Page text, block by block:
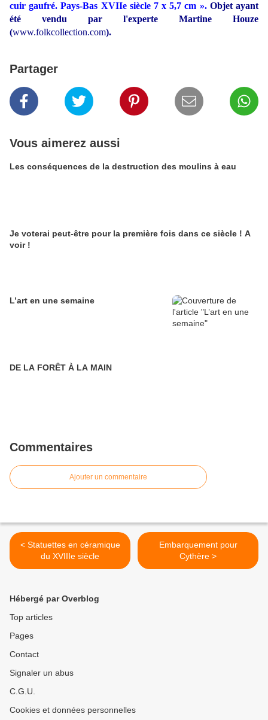
cuir gaufré. Pays-Bas XVIIe siècle 7 x 5,7 cm ». Objet ayant
été vendu par l'experte Martine Houze
(www.folkcollection.com).
Partager
Vous aimerez aussi
Les conséquences de la destruction des moulins à eau
Je voterai peut-être pour la première fois dans ce siècle ! A
voir !
L’art en une semaine
DE LA FORÊT À LA MAIN
Commentaires
Ajouter un commentaire
< Statuettes en céramique
du XVIIIe siècle
Embarquement pour
Cythère >
Hébergé par Overblog
Top articles
Pages
Contact
Signaler un abus
C.G.U.
Cookies et données personnelles